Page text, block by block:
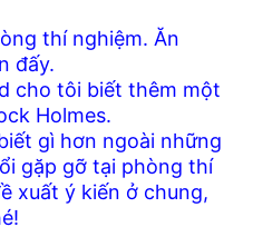
thí nghiệm. Ăn
đấy.
cho tôi biết thêm một
Holmes.
gì hơn ngoài những
gặp gỡ tại phòng thí
xuất ý kiến ở chung,